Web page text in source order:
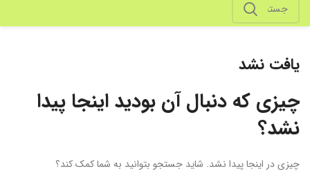
یافت نشد
چیزی که دنبال آن بودید اینجا پیدا
نشد؟
چیزی در اینجا پیدا نشد. شاید جستجو بتوانید به شما کمک کند؟